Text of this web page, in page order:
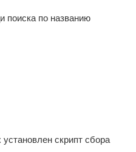
поиска по названию
скрипт сбора